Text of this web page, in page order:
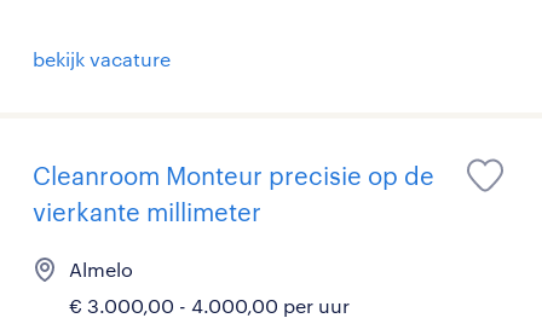
bekijk vacature
Cleanroom Monteur precisie op de
vierkante millimeter
Almelo
€ 3.000,00 - 4.000,00 per uur